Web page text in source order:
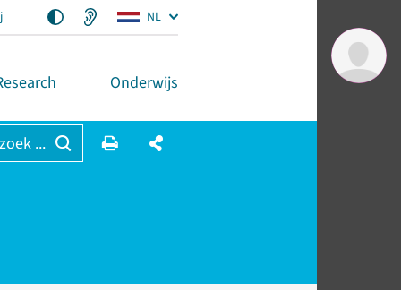
NL
Onderwijs
...